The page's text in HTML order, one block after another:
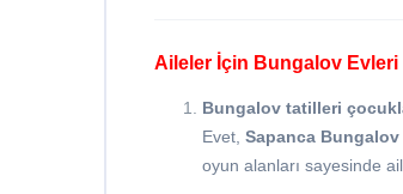
Aileler İçin Bungalov Evleri
Bungalov tatilleri
Evet, Sapanca Bungalov
oyun alanları sayesinde